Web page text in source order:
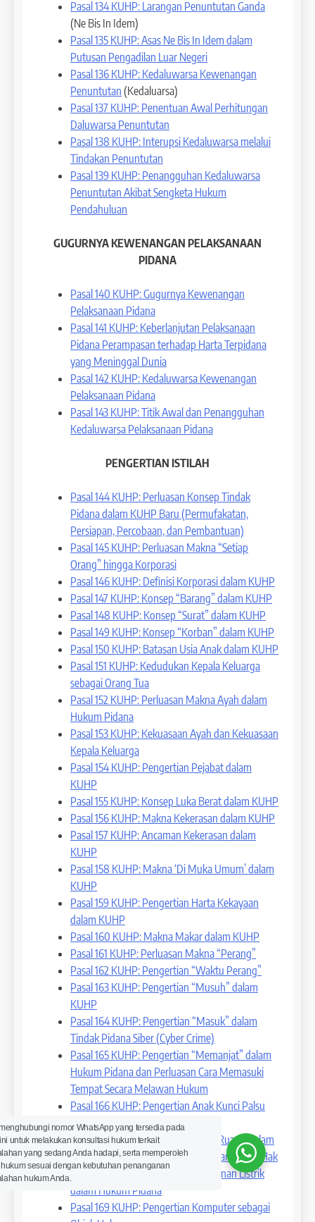
Pasal 134 KUHP: Larangan Penuntutan Ganda
(Ne Bis In Idem)
Pasal 135 KUHP: Asas Ne Bis In Idem dalam
Putusan Pengadilan Luar Negeri
Pasal 136 KUHP: Kedaluwarsa Kewenangan
Penuntutan (Kedaluarsa)
Pasal 137 KUHP: Penentuan Awal Perhitungan
Daluwarsa Penuntutan
Pasal 138 KUHP: Interupsi Kedaluwarsa melalui
Tindakan Penuntutan
Pasal 139 KUHP: Penangguhan Kedaluwarsa
Penuntutan Akibat Sengketa Hukum
Pendahuluan
GUGURNYA KEWENANGAN PELAKSANAAN
PIDANA
Pasal 140 KUHP: Gugurnya Kewenangan
Pelaksanaan Pidana
Pasal 141 KUHP: Keberlanjutan Pelaksanaan
Pidana Perampasan terhadap Harta Terpidana
yang Meninggal Dunia
Pasal 142 KUHP: Kedaluwarsa Kewenangan
Pelaksanaan Pidana
Pasal 143 KUHP: Titik Awal dan Penangguhan
Kedaluwarsa Pelaksanaan Pidana
PENGERTIAN ISTILAH
Pasal 144 KUHP: Perluasan Konsep Tindak
Pidana dalam KUHP Baru (Permufakatan,
Persiapan, Percobaan, dan Pembantuan)
Pasal 145 KUHP: Perluasan Makna “Setiap
Orang” hingga Korporasi
Pasal 146 KUHP: Definisi Korporasi dalam KUHP
Pasal 147 KUHP: Konsep “Barang” dalam KUHP
Pasal 148 KUHP: Konsep “Surat” dalam KUHP
Pasal 149 KUHP: Konsep “Korban” dalam KUHP
Pasal 150 KUHP: Batasan Usia Anak dalam KUHP
Pasal 151 KUHP: Kedudukan Kepala Keluarga
sebagai Orang Tua
Pasal 152 KUHP: Perluasan Makna Ayah dalam
Hukum Pidana
Pasal 153 KUHP: Kekuasaan Ayah dan Kekuasaan
Kepala Keluarga
Pasal 154 KUHP: Pengertian Pejabat dalam
KUHP
Pasal 155 KUHP: Konsep Luka Berat dalam KUHP
Pasal 156 KUHP: Makna Kekerasan dalam KUHP
Pasal 157 KUHP: Ancaman Kekerasan dalam
KUHP
Pasal 158 KUHP: Makna ‘Di Muka Umum’ dalam
KUHP
Pasal 159 KUHP: Pengertian Harta Kekayaan
dalam KUHP
Pasal 160 KUHP: Makna Makar dalam KUHP
Pasal 161 KUHP: Perluasan Makna “Perang”
Pasal 162 KUHP: Pengertian “Waktu Perang”
Pasal 163 KUHP: Pengertian “Musuh” dalam
KUHP
Pasal 164 KUHP: Pengertian “Masuk” dalam
Tindak Pidana Siber (Cyber Crime)
Pasal 165 KUHP: Pengertian “Memanjat” dalam
Hukum Pidana dan Perluasan Cara Memasuki
Tempat Secara Melawan Hukum
Pasal 166 KUHP: Pengertian Anak Kunci Palsu
dalam Hukum Pidana
Pasal 167 KUHP: Perluasan Makna Ruang dalam
Tindak Pidana Memasuki Pekarangan Tanpa Hak
Pasal 168 KUHP: Pengertian Bangunan Listrik
dalam Hukum Pidana
Pasal 169 KUHP: Pengertian Komputer sebagai
nomor WhatsApp yang tersedia pada
untuk melakukan konsultasi hukum terkait
yang sedang Anda hadapi, serta memperoleh
sesuai dengan kebutuhan penanganan
hukum Anda.